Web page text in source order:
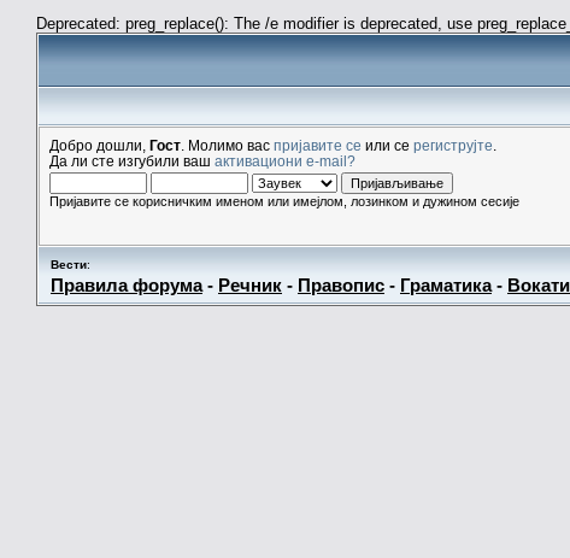
Deprecated: preg_replace(): The /e modifier is deprecated, use
Добро дошли, Гост . Молимо вас пријавите се или се региструјте
Да ли сте изгубили ваш активациони e-mail?
Пријавите се корисничким именом или имејлом, лозинком и дужином сесије
Вести:
Правила форума- Речник - Правопис - Граматика-